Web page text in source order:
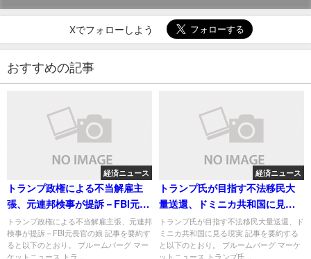
Xでフォローしよう
おすすめの記事
経済ニュース
トランプ政権による不当解雇主
張、元連邦検事が提訴－FBI元長
官の娘
トランプ政権による不当解雇主張、元連邦
検事が提訴－FBI元長官の娘 記事を要約す
ると以下のとおり。 ブルームバーグ マー
ケットニュース トラ...
経済ニュース
トランプ氏が目指す不法移民大
量送還、ドミニカ共和国に見る
現実
トランプ氏が目指す不法移民大量送還、ド
ミニカ共和国に見る現実 記事を要約する
と以下のとおり。 ブルームバーグ マーケ
ットニュース トランプ氏...